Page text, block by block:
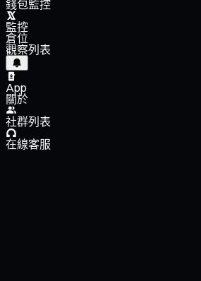
錢包監控
監控
倉位
觀察列表
App
關於
社群列表
在線客服